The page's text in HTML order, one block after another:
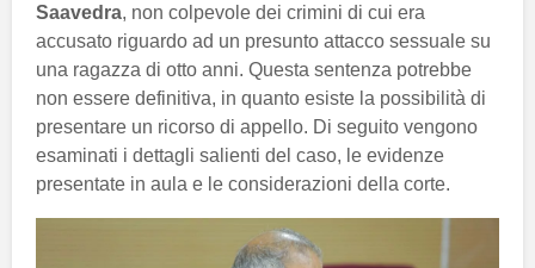
Saavedra, non colpevole dei crimini di cui era
accusato riguardo ad un presunto attacco sessuale su
una ragazza di otto anni. Questa sentenza potrebbe
non essere definitiva, in quanto esiste la possibilità di
presentare un ricorso di appello. Di seguito vengono
esaminati i dettagli salienti del caso, le evidenze
presentate in aula e le considerazioni della corte.